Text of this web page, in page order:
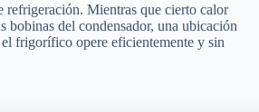
refrigeración. Mientras que cierto calor
bobinas del condensador, una ubicación
frigorífico opere eficientemente y sin